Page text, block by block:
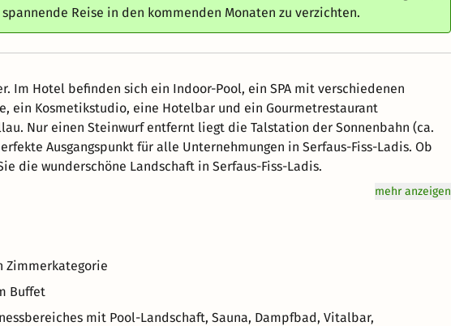
Reise in den kommenden Monaten zu verzichten.
Im Hotel befinden sich ein Indoor-Pool, ein SPA mit verschiedenen
ein Kosmetikstudio, eine Hotelbar und ein Gourmetrestaurant
Nur einen Steinwurf entfernt liegt die Talstation der Sonnenbahn (ca.
Ausgangspunkt für alle Unternehmungen in Serfaus-Fiss-Ladis. Ob
die wunderschöne Landschaft in Serfaus-Fiss-Ladis.
mehr anzeigen
Zimmerkategorie
Buffet
mit Pool-Landschaft, Sauna, Dampfbad, Vitalbar,